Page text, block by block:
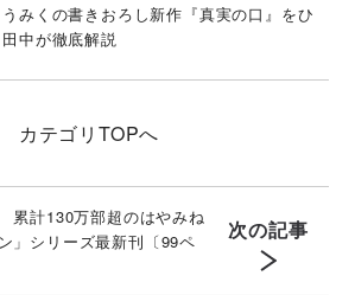
みくの書きおろし新作『真実の口』をひ
田中が徹底解説
カテゴリ TOPへ
計130万部超のはやみね
」シリーズ最新刊〔99ペ
次の記事